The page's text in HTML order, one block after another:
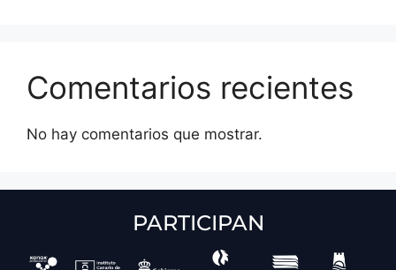
Comentarios recientes
No hay comentarios que mostrar.
PARTICIPAN